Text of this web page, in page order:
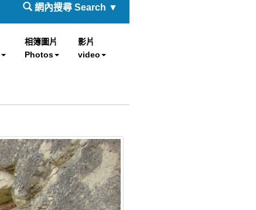
網內搜尋 Search ▼
相簿圖片
Photos
影片
video